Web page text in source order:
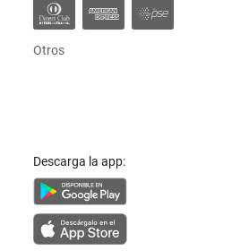
Otros
Descarga la app: